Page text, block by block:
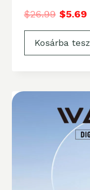
$26.99 $5.69
Kosárba tesz